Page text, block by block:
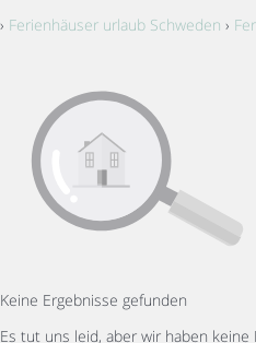
› Ferienhäuser urlaub Schweden ›
Keine Ergebnisse gefunden
Es tut uns leid, aber wir haben keine